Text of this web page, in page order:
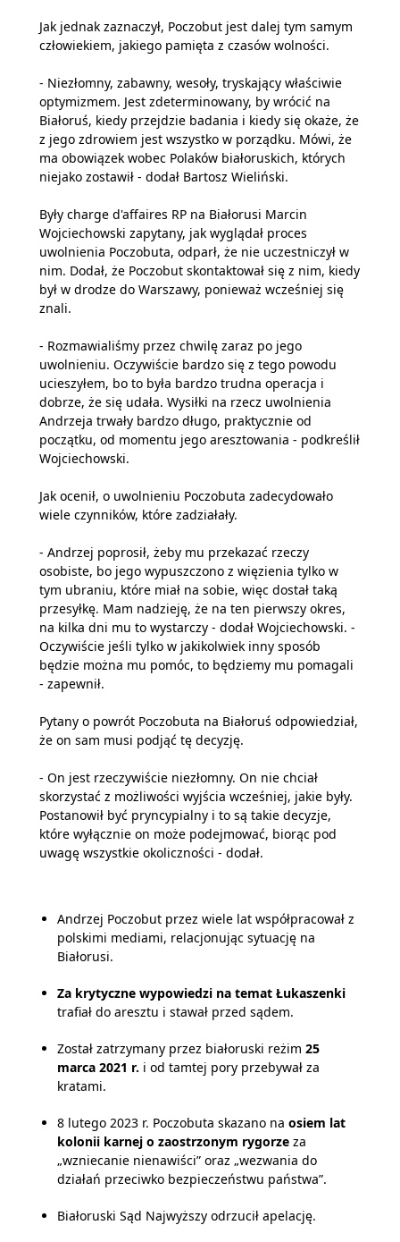
Jak jednak zaznaczył, Poczobut jest dalej tym samym
człowiekiem, jakiego pamięta z czasów wolności.
- Niezłomny, zabawny, wesoły, tryskający właściwie
optymizmem. Jest zdeterminowany, by wrócić na
Białoruś, kiedy przejdzie badania i kiedy się okaże, że
z jego zdrowiem jest wszystko w porządku. Mówi, że
ma obowiązek wobec Polaków białoruskich, których
niejako zostawił - dodał Bartosz Wieliński.
Były charge d'affaires RP na Białorusi Marcin
Wojciechowski zapytany, jak wyglądał proces
uwolnienia Poczobuta, odparł, że nie uczestniczył w
nim. Dodał, że Poczobut skontaktował się z nim, kiedy
był w drodze do Warszawy, ponieważ wcześniej się
znali.
- Rozmawialiśmy przez chwilę zaraz po jego
uwolnieniu. Oczywiście bardzo się z tego powodu
ucieszyłem, bo to była bardzo trudna operacja i
dobrze, że się udała. Wysiłki na rzecz uwolnienia
Andrzeja trwały bardzo długo, praktycznie od
początku, od momentu jego aresztowania - podkreślił
Wojciechowski.
Jak ocenił, o uwolnieniu Poczobuta zadecydowało
wiele czynników, które zadziałały.
- Andrzej poprosił, żeby mu przekazać rzeczy
osobiste, bo jego wypuszczono z więzienia tylko w
tym ubraniu, które miał na sobie, więc dostał taką
przesyłkę. Mam nadzieję, że na ten pierwszy okres,
na kilka dni mu to wystarczy - dodał Wojciechowski. -
Oczywiście jeśli tylko w jakikolwiek inny sposób
będzie można mu pomóc, to będziemy mu pomagali
- zapewnił.
Pytany o powrót Poczobuta na Białoruś odpowiedział,
że on sam musi podjąć tę decyzję.
- On jest rzeczywiście niezłomny. On nie chciał
skorzystać z możliwości wyjścia wcześniej, jakie były.
Postanowił być pryncypialny i to są takie decyzje,
które wyłącznie on może podejmować, biorąc pod
uwagę wszystkie okoliczności - dodał.
Andrzej Poczobut przez wiele lat współpracował z
polskimi mediami, relacjonując sytuację na
Białorusi.
Za krytyczne wypowiedzi na temat Łukaszenki
trafiał do aresztu i stawał przed sądem.
Został zatrzymany przez białoruski reżim 25
marca 2021 r. i od tamtej pory przebywał za
kratami.
8 lutego 2023 r. Poczobuta skazano na osiem lat
kolonii karnej o zaostrzonym rygorze za
„wzniecanie nienawiści” oraz „wezwania do
działań przeciwko bezpieczeństwu państwa”.
Białoruski Sąd Najwyższy odrzucił apelację.